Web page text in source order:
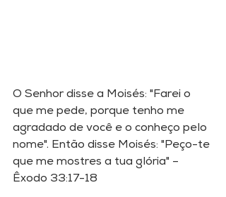
O Senhor disse a Moisés: "Farei o
que me pede, porque tenho me
agradado de você e o conheço pelo
nome". Então disse Moisés: "Peço-te
que me mostres a tua glória" –
Êxodo 33:17-18